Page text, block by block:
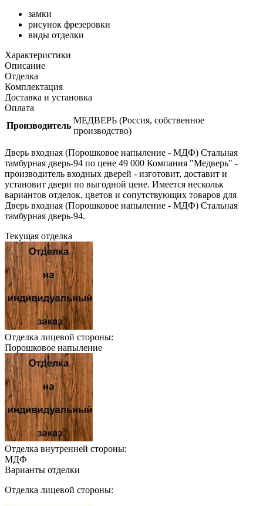
замки
рисунок фрезеровки
виды отделки
Характеристики
Описание
Отделка
Комплектация
Доставка и установка
Оплата
Производитель
МЕДВЕРЬ (Россия, собственное
производство)
Дверь входная (Порошковое напыление - МДФ) Стальная
тамбурная дверь-94 по цене 49 000 Компания "Медверь" -
производитель входных дверей - изготовит, доставит и
установит двери по выгодной цене. Имеется нескольк
вариантов отделок, цветов и сопутствующих товаров для
Дверь входная (Порошковое напыление - МДФ) Стальная
тамбурная дверь-94.
Текущая отделка
Отделка лицевой стороны:
Порошковое напыление
Отделка внутренней стороны:
МДФ
Варианты отделки
Отделка лицевой стороны: